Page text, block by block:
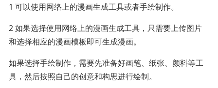
1 可以使用网络上的漫画生成工具或者手绘制作。
2 如果选择使用网络上的漫画生成工具，只需要上传图片
和选择相应的漫画模板即可生成漫画。
如果选择手绘制作，需要先准备好画笔、纸张、颜料等工
具，然后按照自己的创意和构思进行绘制。